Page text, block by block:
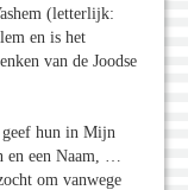
(letterlijk:
en is het
van de Joodse
geef hun in Mijn
en een Naam, …
om vanwege